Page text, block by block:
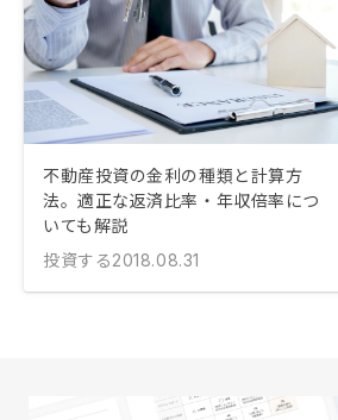
不動産投資の金利の種類と計算方
法。適正な返済比率・年収倍率につ
いても解説
投資する2018.08.31